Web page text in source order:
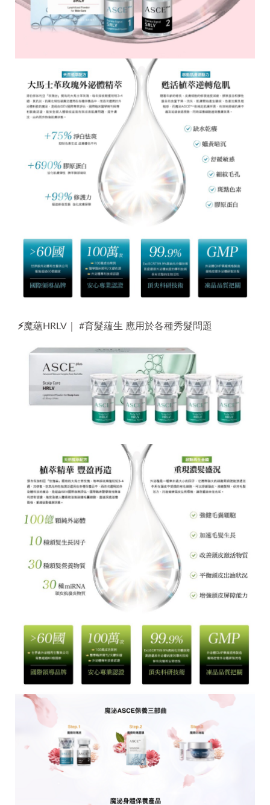
⚡魔蘊 HRLV｜ #育髮蘊生 應用於各種秀髮問題